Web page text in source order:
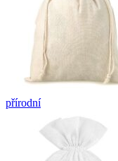
přírodní